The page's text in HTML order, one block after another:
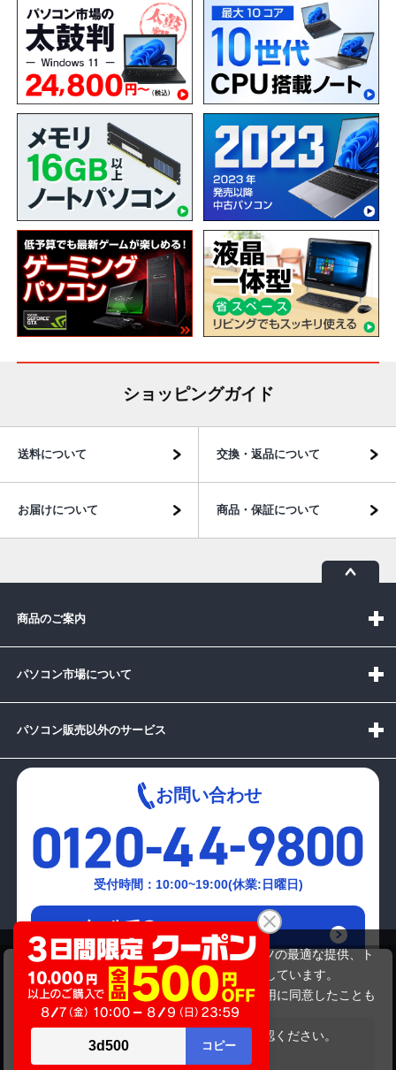
Mouse computer ｵﾘｼﾞﾅﾙDT
商品価格 10,999,999円
在庫がありません
ショッピングガイド
送料について 交換・返品について
お届けについて 商品・保証について
商品のご案内
パソコン市場について
パソコン販売以外のサービス
お問い合わせ
受付時間：10:00~19:00(休業:日曜日)
メールでの
お問い合わせはこちら
当サイトでは利用体験の向上およびコンテンツの最適な提供、ト
ラフィックの分析を目的としてCookieを使用しています。
サイトの閲覧を継続された場合、Cookieの利用に同意したことも
のといたします。
をご確認ください。
承諾する